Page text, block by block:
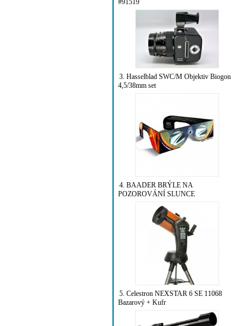
#91519
3. Hasselblad SWC/M Objektiv Biogon
4,5/38mm set
4. BAADER BRÝLE NA
POZOROVÁNÍ SLUNCE
5. Celestron NEXSTAR 6 SE 11068
Bazarový + Kufr